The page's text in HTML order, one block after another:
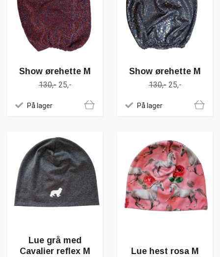
Show ørehette M
130,- 25,-
På lager
Show ørehette M
130,- 25,-
På lager
Lue grå med
Cavalier reflex M
Lue hest rosa M